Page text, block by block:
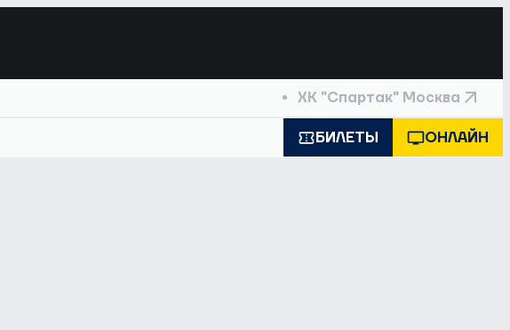
ХК "Спартак" Москва
БИЛЕТЫ ОНЛАЙН